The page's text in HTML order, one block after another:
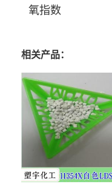
氧指数
相关产品：